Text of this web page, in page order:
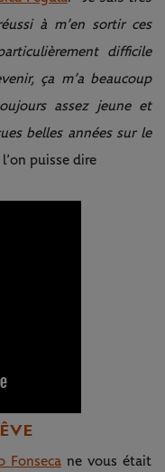
à m’en sortir ces
difficile
ça m’a beaucoup
assez jeune et
belles années sur le
puisse dire
Fonsecane vous était